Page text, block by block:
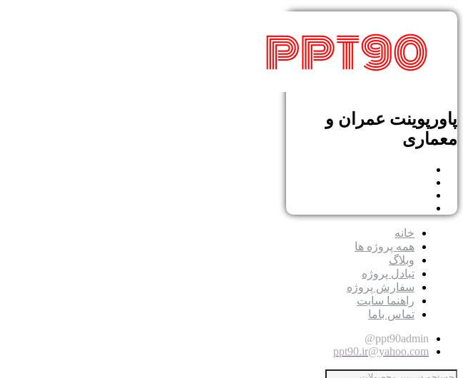
پاورپوینت عمران و
معماری
خانه
همه پروژه ها
وبلاگ
تبادل پروژه
سفارش پروژه
راهنما سایت
تماس باما
ppt90admin@
ppt90.ir@yahoo.com